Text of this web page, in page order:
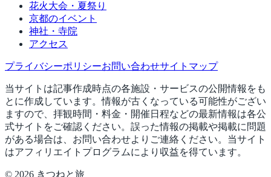
花火大会・夏祭り
京都のイベント
神社・寺院
アクセス
プライバシーポリシーお問い合わせサイトマップ
当サイトは記事作成時点の各施設・サービスの公開情報をも
とに作成しています。情報が古くなっている可能性がござい
ますので、拝観時間・料金・開催日程などの最新情報は各公
式サイトをご確認ください。誤った情報の掲載や掲載に問題
がある場合は、お問い合わせよりご連絡ください。当サイト
はアフィリエイトプログラムにより収益を得ています。
© 2026 きつねと旅